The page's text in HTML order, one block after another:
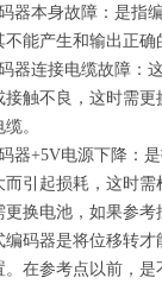
器本身故障：是指
不能产生和输出正
器连接电缆故障：
接触不良，这时需
。
器+5V电源下降：
而引起损耗，这时
更换电池，如果参
编码器是将位移转
。在参考点以前，